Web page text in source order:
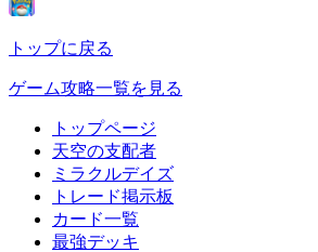
トップに戻る
ゲーム攻略一覧を見る
トップページ
天空の支配者
ミラクルデイズ
トレード掲示板
カード一覧
最強デッキ